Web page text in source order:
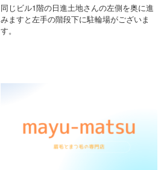
同じビル1階の日進土地さんの左側を奥に進
みますと左手の階段下に駐輪場がございま
す。